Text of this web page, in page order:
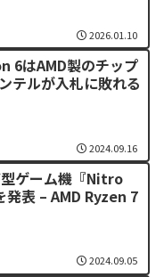
2026.01.10
6はAMD製のチップ
テルが入札に敗れる
2024.09.16
ゲーム機『Nitro
表 – AMD Ryzen 7
2024.09.05